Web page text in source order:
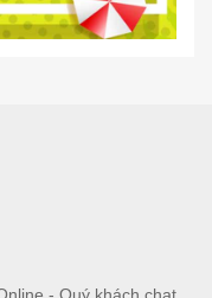
- Quý khách chat